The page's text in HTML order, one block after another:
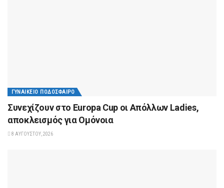
ΓΥΝΑΙΚΕΊΟ ΠΟΔΌΣΦΑΙΡΟ
Συνεχίζουν στο Europa Cup οι Aπόλλων Ladies,
αποκλεισμός για Ομόνοια
8 ΑΥΓΟΎΣΤΟΥ, 2026